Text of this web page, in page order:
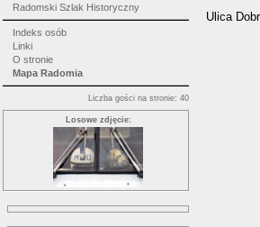
Radomski Szlak Historyczny
Indeks osób
Linki
O stronie
Mapa Radomia
Liczba gości na stronie: 40
Losowe zdjęcie:
Ulica